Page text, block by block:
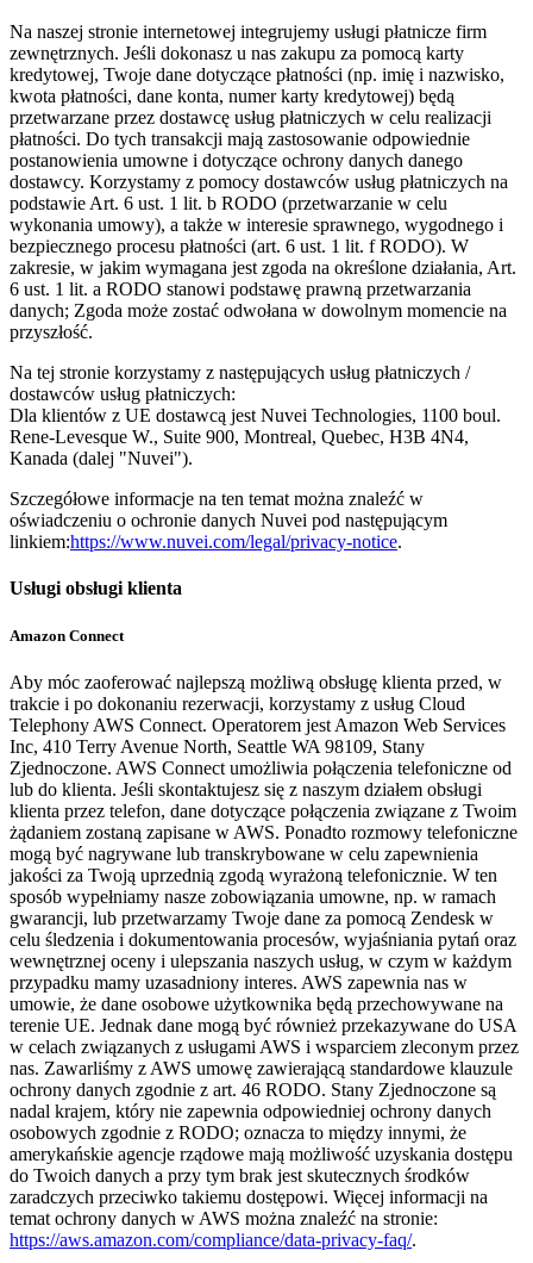
Na naszej stronie internetowej integrujemy usługi płatnicze firm
zewnętrznych. Jeśli dokonasz u nas zakupu za pomocą karty
kredytowej, Twoje dane dotyczące płatności (np. imię i nazwisko,
kwota płatności, dane konta, numer karty kredytowej) będą
przetwarzane przez dostawcę usług płatniczych w celu realizacji
płatności. Do tych transakcji mają zastosowanie odpowiednie
postanowienia umowne i dotyczące ochrony danych danego
dostawcy. Korzystamy z pomocy dostawców usług płatniczych na
podstawie Art. 6 ust. 1 lit. b RODO (przetwarzanie w celu
wykonania umowy), a także w interesie sprawnego, wygodnego i
bezpiecznego procesu płatności (art. 6 ust. 1 lit. f RODO). W
zakresie, w jakim wymagana jest zgoda na określone działania, Art.
6 ust. 1 lit. a RODO stanowi podstawę prawną przetwarzania
danych; Zgoda może zostać odwołana w dowolnym momencie na
przyszłość.
Na tej stronie korzystamy z następujących usług płatniczych /
dostawców usług płatniczych:
Dla klientów z UE dostawcą jest Nuvei Technologies, 1100 boul.
Rene-Levesque W., Suite 900, Montreal, Quebec, H3B 4N4,
Kanada (dalej "Nuvei").
Szczegółowe informacje na ten temat można znaleźć w
oświadczeniu o ochronie danych Nuvei pod następującym
linkiem:https://www.nuvei.com/legal/privacy-notice.
Usługi obsługi klienta
Amazon Connect
Aby móc zaoferować najlepszą możliwą obsługę klienta przed, w
trakcie i po dokonaniu rezerwacji, korzystamy z usług Cloud
Telephony AWS Connect. Operatorem jest Amazon Web Services
Inc, 410 Terry Avenue North, Seattle WA 98109, Stany
Zjednoczone. AWS Connect umożliwia połączenia telefoniczne od
lub do klienta. Jeśli skontaktujesz się z naszym działem obsługi
klienta przez telefon, dane dotyczące połączenia związane z Twoim
żądaniem zostaną zapisane w AWS. Ponadto rozmowy telefoniczne
mogą być nagrywane lub transkrybowane w celu zapewnienia
jakości za Twoją uprzednią zgodą wyrażoną telefonicznie. W ten
sposób wypełniamy nasze zobowiązania umowne, np. w ramach
gwarancji, lub przetwarzamy Twoje dane za pomocą Zendesk w
celu śledzenia i dokumentowania procesów, wyjaśniania pytań oraz
wewnętrznej oceny i ulepszania naszych usług, w czym w każdym
przypadku mamy uzasadniony interes. AWS zapewnia nas w
umowie, że dane osobowe użytkownika będą przechowywane na
terenie UE. Jednak dane mogą być również przekazywane do USA
w celach związanych z usługami AWS i wsparciem zleconym przez
nas. Zawarliśmy z AWS umowę zawierającą standardowe klauzule
ochrony danych zgodnie z art. 46 RODO. Stany Zjednoczone są
nadal krajem, który nie zapewnia odpowiedniej ochrony danych
osobowych zgodnie z RODO; oznacza to między innymi, że
amerykańskie agencje rządowe mają możliwość uzyskania dostępu
do Twoich danych a przy tym brak jest skutecznych środków
zaradczych przeciwko takiemu dostępowi. Więcej informacji na
temat ochrony danych w AWS można znaleźć na stronie:
https://aws.amazon.com/compliance/data-privacy-faq/.